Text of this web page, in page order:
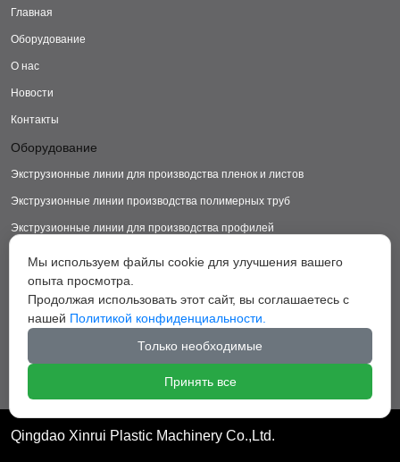
Главная
Оборудование
О нас
Новости
Контакты
Оборудование
Экструзионные линии для производства пленок и листов
Экструзионные линии производства полимерных труб
Экструзионные линии для производства профилей
Экструзионные линии для производства пластиковых ковриков
Экструзионные линии для производства грануляторы
Вспомогательное оборудование
Qingdao Xinrui Plastic Machinery Co.,Ltd.
Мы используем файлы cookie для улучшения вашего
опыта просмотра.
Продолжая использовать этот сайт, вы соглашаетесь с
нашей Политикой конфиденциальности.
Только необходимые
Принять все